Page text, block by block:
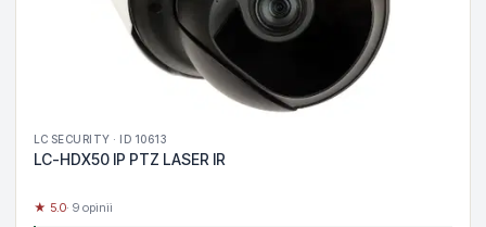
LC SECURITY · ID 10613
LC-HDX50 IP PTZ LASER IR
★ 5.0· 9 opinii